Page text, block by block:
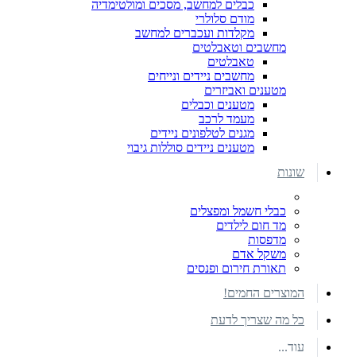
כבלים למחשב, מסכים ומולטימדיה
מודם סלולרי
מקלדות ועכברים למחשב
מחשבים וטאבלטים
טאבלטים
מחשבים ניידים ונייחים
מטענים ואביזרים
מטענים וכבלים
מעמד לרכב
מגנים לטלפונים ניידים
מטענים ניידים סוללות גיבוי
שונות
כבלי חשמל ומפצלים
מד חום לילדים
מדפסות
משקל אדם
תאורת חירום ופנסים
המוצרים החמים!
כל מה שצריך לדעת
עוד...